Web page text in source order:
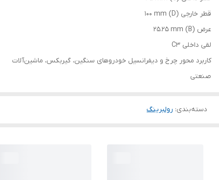
قطر خارجی (D) 100 mm
عرض (B) 25.25 mm
لقی داخلی C3
کاربرد محور چرخ و دیفرانسیل خودروهای سنگین، گیربکس، ماشین‌آلات
صنعتی
دسته‌بندی: رولبرینگ